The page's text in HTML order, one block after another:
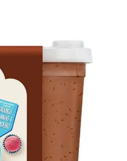
leite pó
feijão
leite condensado
sabão pó
macarrão